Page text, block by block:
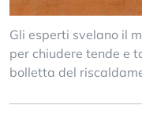
Gli esperti svelano il
per chiudere tende e
bolletta del